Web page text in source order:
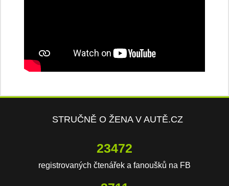
STRUČNĚ O ŽENA V AUTĚ.CZ
23472
registrovaných čtenářek a fanoušků na FB